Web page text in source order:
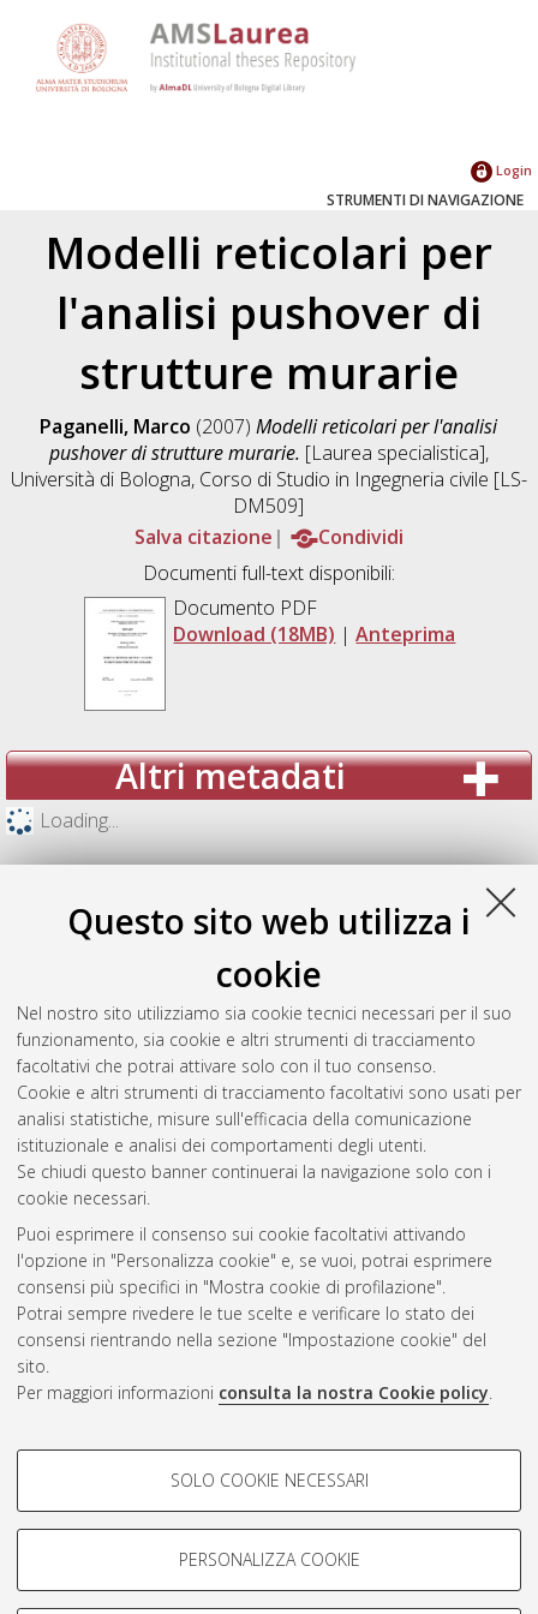
Questo sito web utilizza i
cookie
Nel nostro sito utilizziamo sia cookie tecnici necessari per il suo
funzionamento, sia cookie e altri strumenti di tracciamento
facoltativi che potrai attivare solo con il tuo consenso.
Cookie e altri strumenti di tracciamento facoltativi sono usati per
analisi statistiche, misure sull'efficacia della comunicazione
istituzionale e analisi dei comportamenti degli utenti.
Se chiudi questo banner continuerai la navigazione solo con i
cookie necessari.
Puoi esprimere il consenso sui cookie facoltativi attivando
l'opzione in "Personalizza cookie" e, se vuoi, potrai esprimere
consensi più specifici in "Mostra cookie di profilazione".
Potrai sempre rivedere le tue scelte e verificare lo stato dei
consensi rientrando nella sezione "Impostazione cookie" del
sito.
Per maggiori informazioni consulta la nostra Cookie policy.
COOKIE DI PROFILAZIONE -
Si tratta di cookie utilizzati per analizzare le caratteristiche della
navigazione degli utenti, creare profili in base al loro comportamento
Mostra cookie di profilazione
SOLO COOKIE NECESSARI
PERSONALIZZA COOKIE
Login
STRUMENTI DI NAVIGAZIONE
Modelli reticolari per
l'analisi pushover di
strutture murarie
Paganelli, Marco (2007)Modelli reticolari per l'analisi
pushover di strutture murarie. [Laurea specialistica],
Università di Bologna, Corso di Studio in Ingegneria civile [LS-
DM509]
Salva citazione
Condividi
Documenti full-text disponibili:
Documento PDF
Download (18MB) |Anteprima
Altri metadati
Loading...
Gestione del documento:
Atom
Rss 1.0
Rss 2.0
AMS Laurea
Impostazioni Cookie
Informativa sulla privacy
Condizioni d’uso del sito